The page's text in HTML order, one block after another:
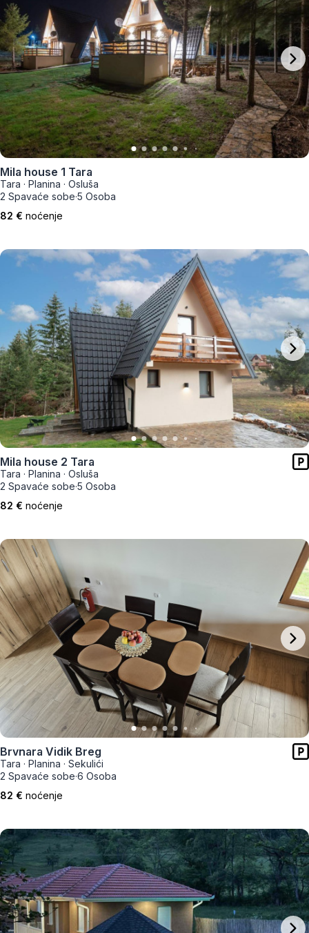
Mila house 1 Tara
Tara · Planina · Osluša
2 Spavaće sobe·5 Osoba
82 € noćenje
Mila house 2 Tara
Tara · Planina · Osluša
2 Spavaće sobe·5 Osoba
82 € noćenje
Brvnara Vidik Breg
Tara · Planina · Sekulići
2 Spavaće sobe·6 Osoba
82 € noćenje